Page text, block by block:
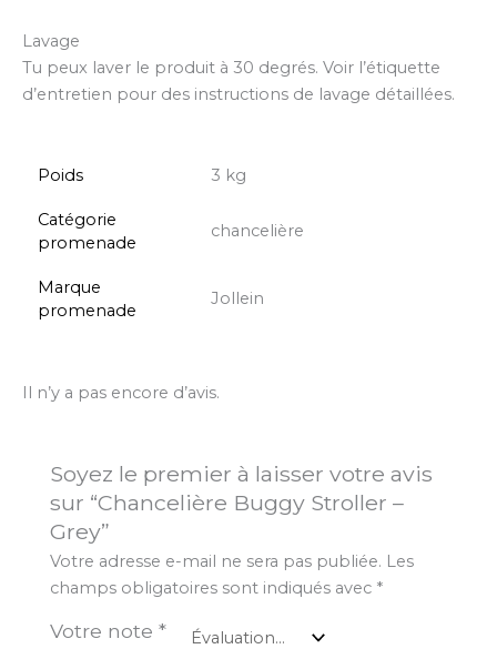
Lavage
Tu peux laver le produit à 30 degrés. Voir l’étiquette
d’entretien pour des instructions de lavage détaillées.
Poids 3 kg
Catégorie
promenade
chancelière
Marque
promenade
Jollein
Il n’y a pas encore d’avis.
Soyez le premier à laisser votre avis
sur “Chancelière Buggy Stroller –
Grey”
Votre adresse e-mail ne sera pas publiée. Les
champs obligatoires sont indiqués avec *
Votre note*